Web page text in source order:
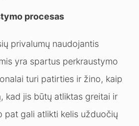
procesas
privalumų naudojantis
yra spartus perkraustymo
turi patirties ir žino, kaip
kad jis būtų atliktas greitai ir
pat gali atlikti kelis užduočių